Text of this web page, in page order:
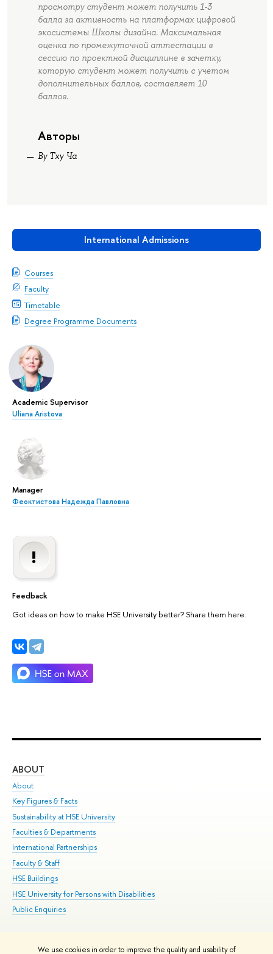
We use cookies in order to improve the quality and usability of
International Admissions
Courses
Faculty
Timetable
Degree Programme Documents
Academic Supervisor
Uliana Aristova
Manager
Феоктистова Надежда Павловна
Feedback
Got ideas on how to make HSE University better? Share them here.
просмотру студент может получить 1-3
балла за активность на платформах цифровой
экосистемы Школы дизайна. Максимальная
оценка по промежуточной аттестации в
сессию по проектной дисциплине в зачетку,
которую студент может получить с учетом
дополнительных баллов, составляет 10
баллов.
Авторы
Ву Тху Ча
ABOUT
About
Key Figures & Facts
Sustainability at HSE University
Faculties & Departments
International Partnerships
Faculty & Staff
HSE Buildings
HSE University for Persons with Disabilities
Public Enquiries